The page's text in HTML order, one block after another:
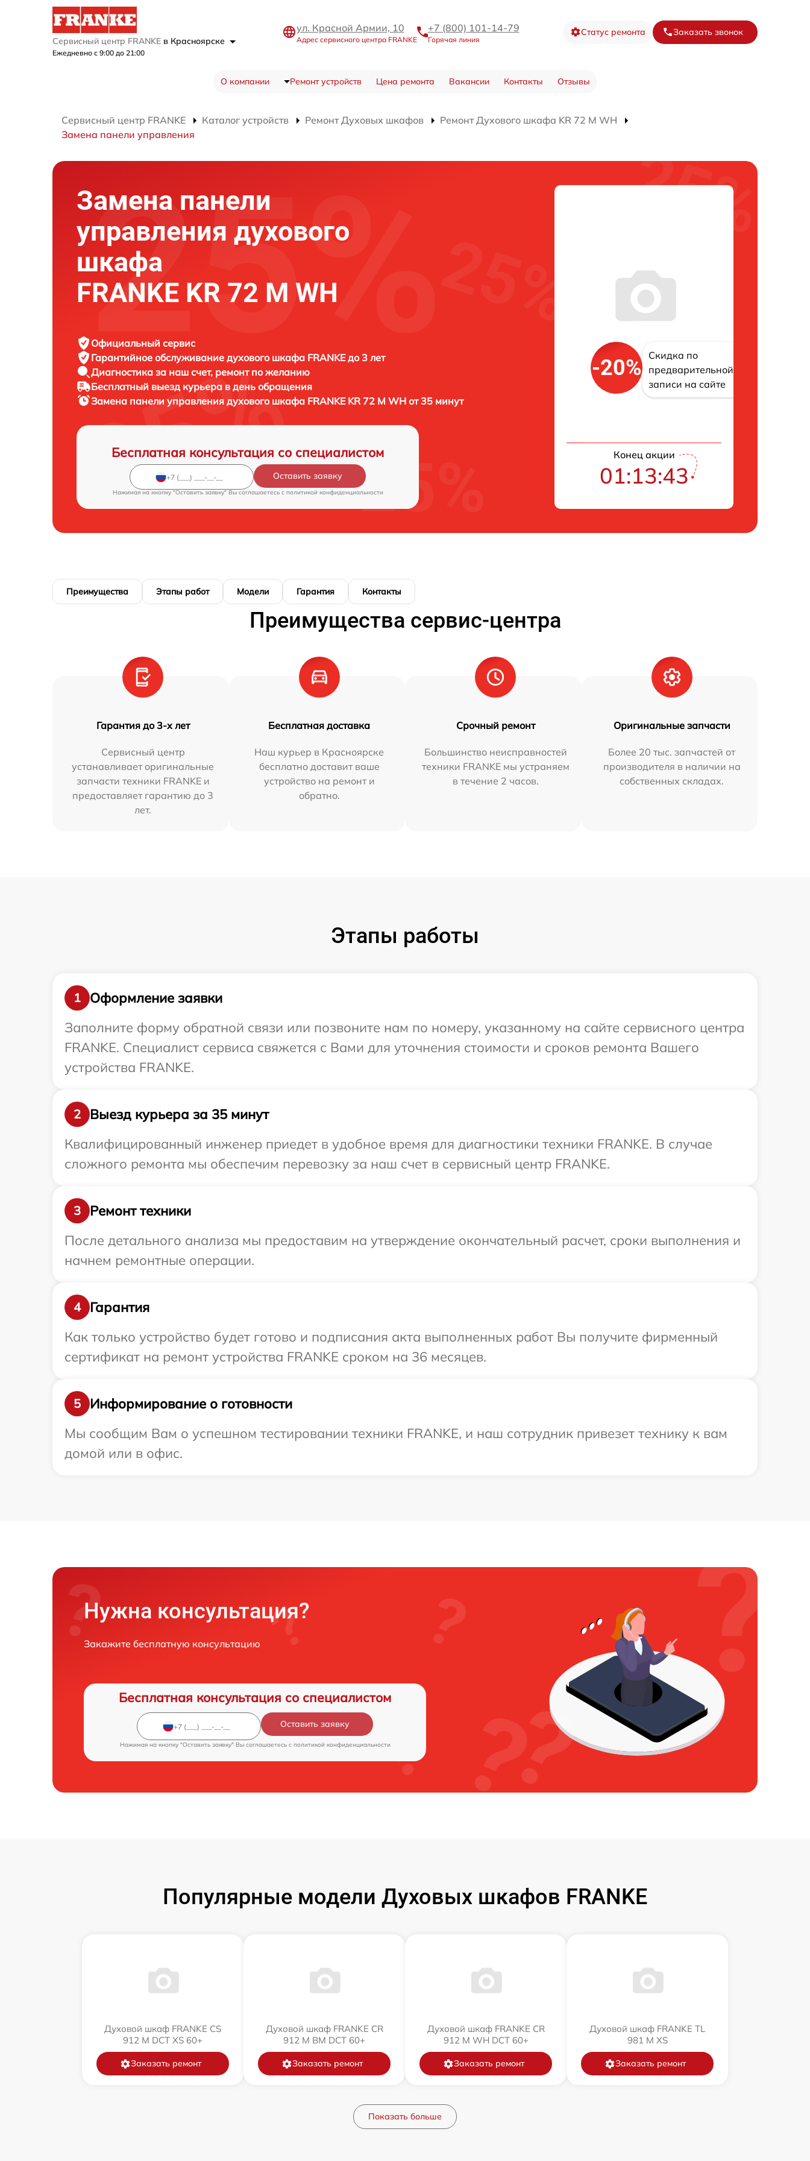
Сервисный центр FRANKE в Красноярске
Ежедневно с 9:00 до 21:00
ул. Красной Армии, 10
Адрес сервисного центра FRANKE
+7 (800) 101-14-79
Горячая линия
Статус ремонта Заказать звонок
О компании Ремонт устройств Цена ремонта Вакансии Контакты Отзывы
Сервисный центр FRANKE Каталог устройств Ремонт Духовых шкафов
Ремонт Духового шкафа KR 72 M WH
Замена панели управления
Замена панели
управления духового
шкафа
FRANKE KR 72 M WH
Официальный сервис
Гарантийное обслуживание духового шкафа FRANKE до 3 лет
Диагностика за наш счет, ремонт по желанию
Бесплатный выезд курьера в день обращения
Замена панели управления духового шкафа FRANKE KR 72 M WH от 35 минут
Бесплатная консультация со специалистом
Оставить заявку
Нажимая на кнопку "Оставить заявку" Вы соглашаетесь c политикой конфиденциальности
-20%
Скидка по
предварительной
записи на сайте
Конец акции
01:13:42
Преимущества Этапы работ Модели Гарантия Контакты
Преимущества сервис-центра
Гарантия до 3-х лет
Сервисный центр
устанавливает оригинальные
запчасти техники FRANKE и
предоставляет гарантию до 3
лет.
Бесплатная доставка
Наш курьер в Красноярске
бесплатно доставит ваше
устройство на ремонт и
обратно.
Срочный ремонт
Большинство неисправностей
техники FRANKE мы устраняем
в течение 2 часов.
Оригинальные запчасти
Более 20 тыс. запчастей от
производителя в наличии на
собственных складах.
Этапы работы
1
Оформление заявки
Заполните форму обратной связи или позвоните нам по номеру, указанному на сайте сервисного центра
FRANKE. Специалист сервиса свяжется с Вами для уточнения стоимости и сроков ремонта Вашего
устройства FRANKE.
2
Выезд курьера за 35 минут
Квалифицированный инженер приедет в удобное время для диагностики техники FRANKE. В случае
сложного ремонта мы обеспечим перевозку за наш счет в сервисный центр FRANKE.
3
Ремонт техники
После детального анализа мы предоставим на утверждение окончательный расчет, сроки выполнения и
начнем ремонтные операции.
4
Гарантия
Как только устройство будет готово и подписания акта выполненных работ Вы получите фирменный
сертификат на ремонт устройства FRANKE сроком на 36 месяцев.
5
Информирование о готовности
Мы сообщим Вам о успешном тестировании техники FRANKE, и наш сотрудник привезет технику к вам
домой или в офис.
Нужна консультация?
Закажите бесплатную консультацию
Бесплатная консультация со специалистом
Оставить заявку
Нажимая на кнопку "Оставить заявку" Вы соглашаетесь c политикой конфиденциальности
Популярные модели Духовых шкафов FRANKE
Духовой шкаф FRANKE CS
912 M DCT XS 60+
Заказать ремонт
Духовой шкаф FRANKE CR
912 M BM DCT 60+
Заказать ремонт
Духовой шкаф FRANKE CR
912 M WH DCT 60+
Заказать ремонт
Духовой шкаф FRANKE TL
981 M XS
Заказать ремонт
Показать больше